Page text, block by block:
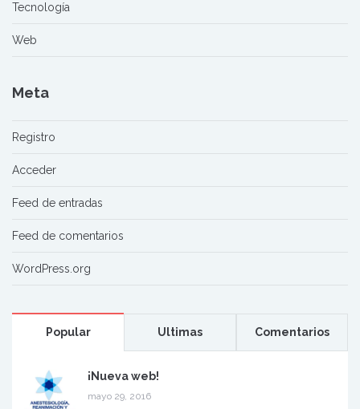
Tecnología
Web
Meta
Registro
Acceder
Feed de entradas
Feed de comentarios
WordPress.org
Popular Ultimas Comentarios
¡Nueva web!
mayo 29, 2016